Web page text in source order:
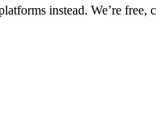
instead. We’re free,